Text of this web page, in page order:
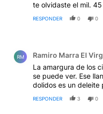
te olvidaste el mil.
RESPONDER 0 0
RM Ramiro Marra El
La amargura de los
se puede ver. Ese
dolidos es un deleite
RESPONDER 3 0